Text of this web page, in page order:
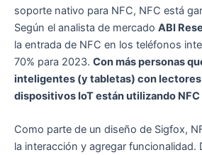
soporte nativo para NFC, NFC está
Según el analista de mercado ABI
la entrada de NFC en los teléfonos
70% para 2023. Con más personas
inteligentes (y tabletas) con lectores
dispositivos IoT están utilizando
Como parte de un diseño de Sigfox,
la interacción y agregar funcionalidad.